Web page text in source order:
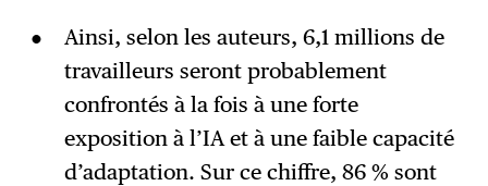
Ainsi, selon les auteurs, 6,1 millions de
travailleurs seront probablement
confrontés à la fois à une forte
exposition à l’IA et à une faible capacité
d’adaptation. Sur ce chiffre, 86 % sont